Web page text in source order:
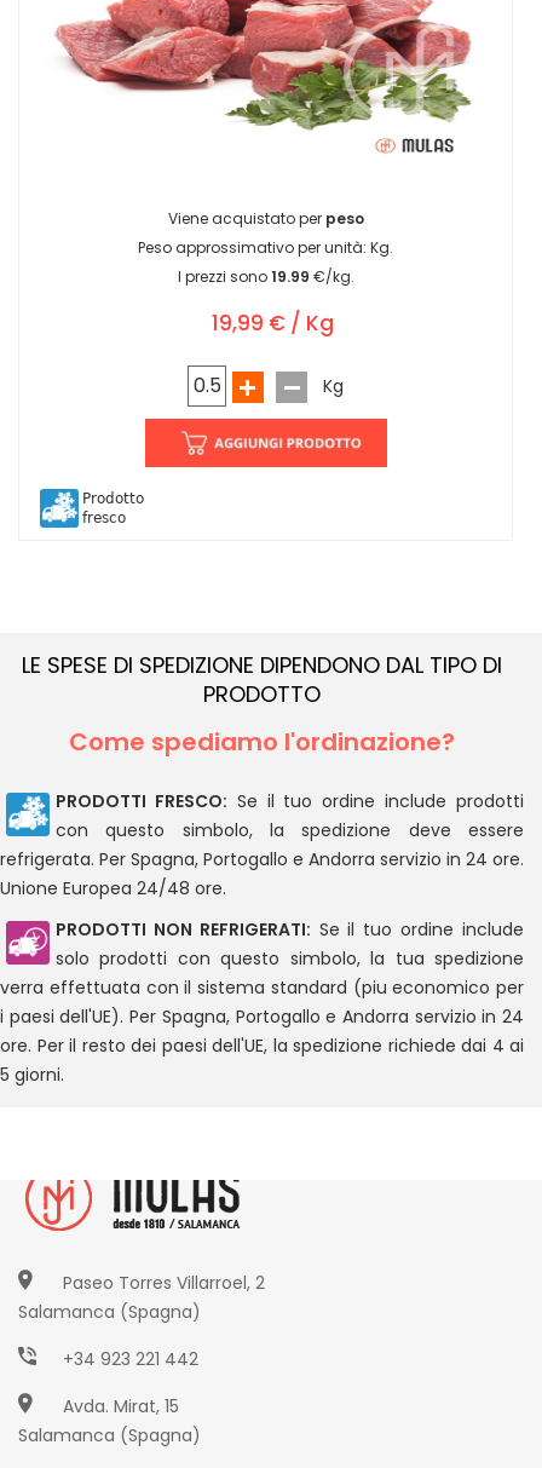
Viene acquistato per peso
Peso approssimativo per unità:Kg.
I prezzi sono19.99 €/kg.
19,99 € / Kg
Kg
Prodotto
fresco
LE SPESE DI SPEDIZIONE DIPENDONO DAL TIPO DI
PRODOTTO
Come spediamo l'ordinazione?
PRODOTTI FRESCO: Se il tuo ordine include prodotti
con questo simbolo, la spedizione deve essere
refrigerata. Per Spagna, Portogallo e Andorra servizio in 24 ore.
Unione Europea 24/48 ore.
PRODOTTI NON REFRIGERATI: Se il tuo ordine include
solo prodotti con questo simbolo, la tua spedizione
verra effettuata con il sistema standard (piu economico per
i paesi dell'UE). Per Spagna, Portogallo e Andorra servizio in 24
ore. Per il resto dei paesi dell'UE, la spedizione richiede dai 4 ai
5 giorni.
Paseo Torres Villarroel, 2
Salamanca (Spagna)
+34 923 221 442
Avda. Mirat, 15
Salamanca (Spagna)